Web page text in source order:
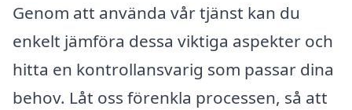
Genom att använda vår tjänst kan du
enkelt jämföra dessa viktiga aspekter och
hitta en kontrollansvarig som passar dina
behov. Låt oss förenkla processen, så att